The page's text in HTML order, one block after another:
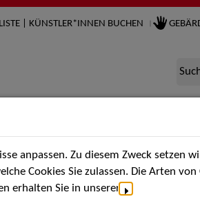
| KÜNSTLER*INNEN BUCHEN
Aktuelles Termine
anpassen. Zu diesem Zweck setzen
Cookies Sie zulassen. Die Arten von
erhalten Sie in unserer